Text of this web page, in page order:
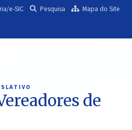
e-SIC Pesquisa
Mapa do Site
de